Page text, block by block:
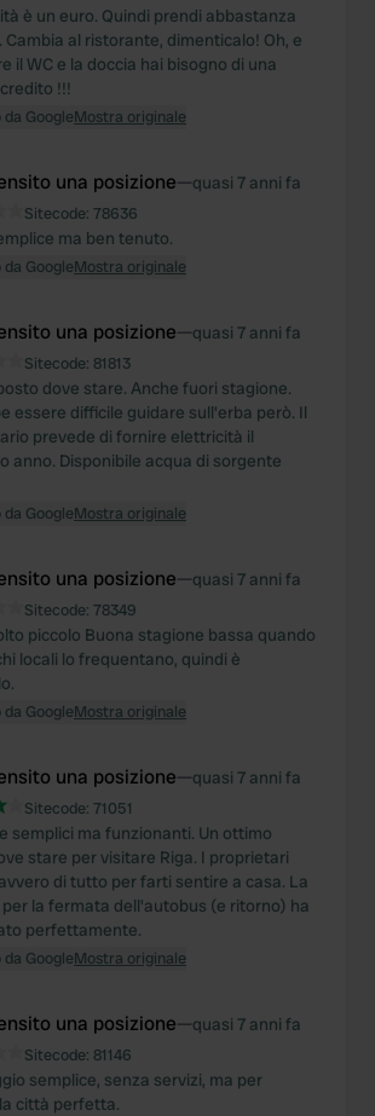
è un euro. Quindi prendi abbastanza
Cambia al ristorante, dimenticalo! Oh, e
il WC e la doccia hai bisogno di una
!!!
GoogleMostra originale
una posizione—quasi 7 anni fa
Sitecode: 78636
ma ben tenuto.
GoogleMostra originale
una posizione—quasi 7 anni fa
Sitecode: 81813
dove stare. Anche fuori stagione.
essere difficile guidare sull'erba però. Il
prevede di fornire elettricità il
anno. Disponibile acqua di sorgente
GoogleMostra originale
una posizione—quasi 7 anni fa
Sitecode: 78349
piccolo Buona stagione bassa quando
locali lo frequentano, quindi è
GoogleMostra originale
una posizione—quasi 7 anni fa
Sitecode: 71051
semplici ma funzionanti. Un ottimo
stare per visitare Riga. I proprietari
di tutto per farti sentire a casa. La
la fermata dell'autobus (e ritorno) ha
perfettamente.
GoogleMostra originale
una posizione—quasi 7 anni fa
Sitecode: 81146
semplice, senza servizi, ma per
città perfetta.